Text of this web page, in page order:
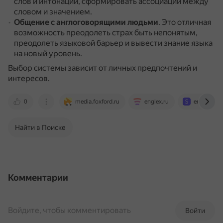
словом и значением.
Общение с англоговорящими людьми. Это отличная
возможность преодолеть страх быть непонятым,
преодолеть языковой барьер и вывести знание языка
на новый уровень.
Выбор системы зависит от личных предпочтений и
интересов.
0 media.foxford.ru englex.ru
Найти в Поиске
Комментарии
Войти
Войдите, чтобы комментировать